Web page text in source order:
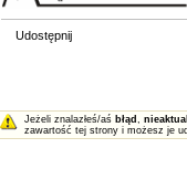
Udostępnij
Jeżeli znalazłeś/aś błąd ,
zawartość tej strony i możesz je